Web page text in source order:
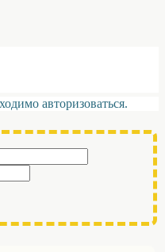
авторизоваться.